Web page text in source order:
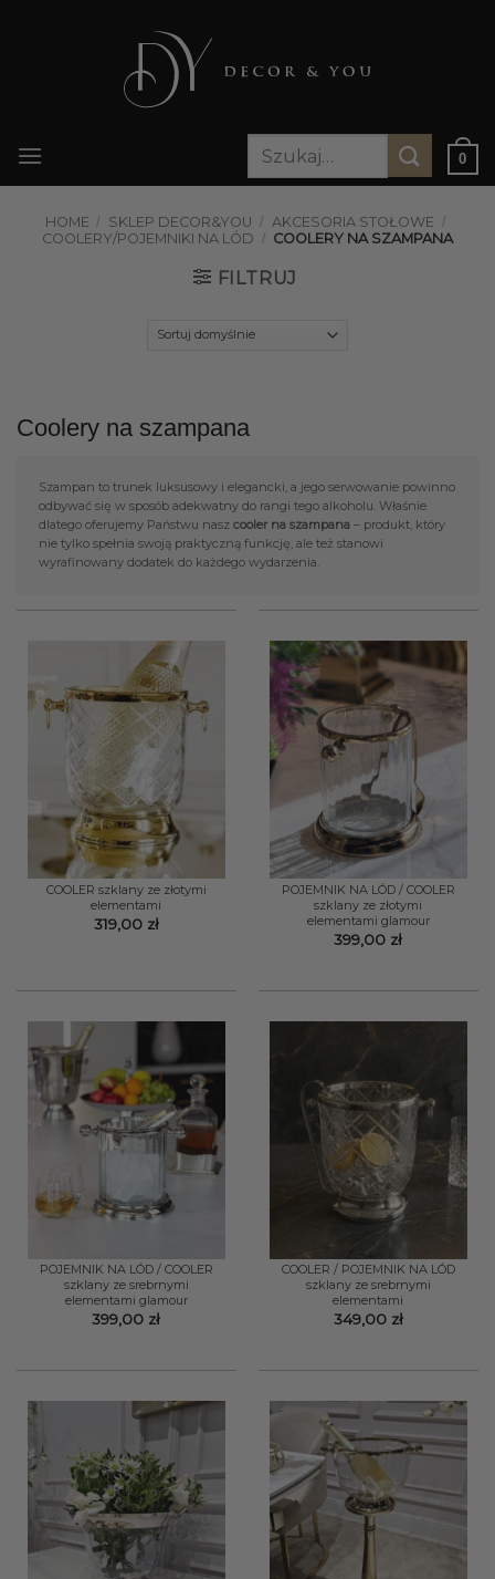
Szukaj:
0
HOME / SKLEP DECOR&YOU / AKCESORIA STOŁOWE /
COOLERY/POJEMNIKI NA LÓD / COOLERY NA SZAMPANA
FILTRUJ
Coolery na szampana
Szampan to trunek luksusowy i elegancki, a jego serwowanie powinno
odbywać się w sposób adekwatny do rangi tego alkoholu. Właśnie
dlatego oferujemy Państwu nasz cooler na szampana – produkt, który
nie tylko spełnia swoją praktyczną funkcję, ale też stanowi
wyrafinowany dodatek do każdego wydarzenia.
COOLER szklany ze złotymi
elementami
319,00 zł
POJEMNIK NA LÓD / COOLER
szklany ze złotymi
elementami glamour
399,00 zł
POJEMNIK NA LÓD / COOLER
szklany ze srebrnymi
elementami glamour
399,00 zł
COOLER / POJEMNIK NA LÓD
szklany ze srebrnymi
elementami
349,00 zł